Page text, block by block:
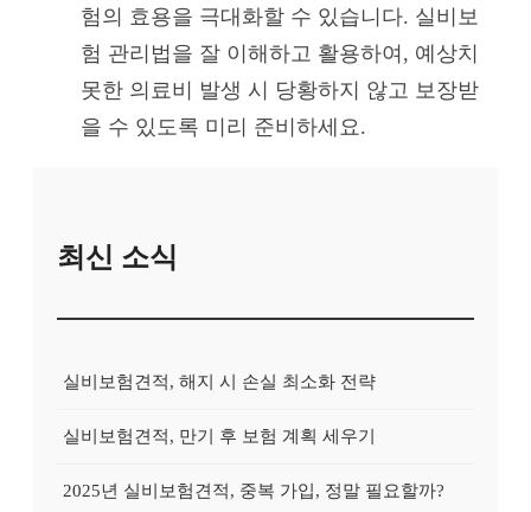
험의 효용을 극대화할 수 있습니다. 실비보
험 관리법을 잘 이해하고 활용하여, 예상치
못한 의료비 발생 시 당황하지 않고 보장받
을 수 있도록 미리 준비하세요.
최신 소식
실비보험견적, 해지 시 손실 최소화 전략
실비보험견적, 만기 후 보험 계획 세우기
2025년 실비보험견적, 중복 가입, 정말 필요할까?